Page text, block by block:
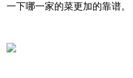
一下哪一家的菜更加的靠谱。